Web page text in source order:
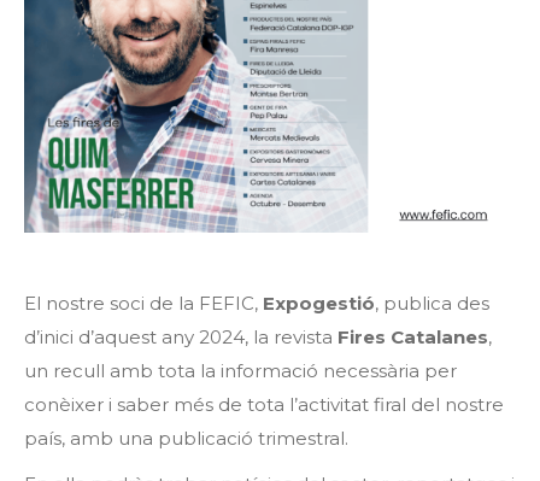
El nostre soci de la FEFIC, Expogestió, publica des
d’inici d’aquest any 2024, la revista Fires Catalanes,
un recull amb tota la informació necessària per
conèixer i saber més de tota l’activitat firal del nostre
país, amb una publicació trimestral.